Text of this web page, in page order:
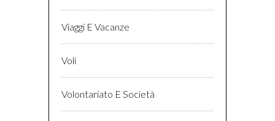
Viaggi E Vacanze
Voli
Volontariato E Società